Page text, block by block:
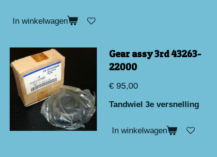
In winkelwagen
Gear assy 3rd 43263-
22000
€ 95,00
Tandwiel 3e versnelling
In winkelwagen